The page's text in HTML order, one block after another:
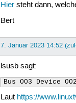
Hiersteht dann,
Bert
7. Januar 2023 14:52
lsusb sagt:
Bus 003 Device
Laut https://